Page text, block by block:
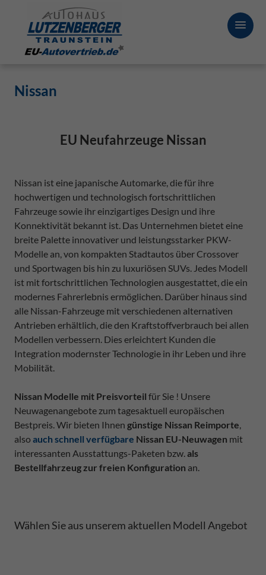
Nissan
EU Neufahrzeuge Nissan
Nissan ist eine japanische Automarke, die für ihre
hochwertigen und technologisch fortschrittlichen
Fahrzeuge sowie ihr einzigartiges Design und ihre
Konnektivität bekannt ist. Das Unternehmen bietet eine
breite Palette innovativer und leistungsstarker PKW-
Modelle an, von kompakten Stadtautos über Crossover
und Sportwagen bis hin zu luxuriösen SUVs. Jedes Modell
ist mit fortschrittlichen Technologien ausgestattet, die ein
modernes Fahrerlebnis ermöglichen. Darüber hinaus sind
alle Nissan-Fahrzeuge mit verschiedenen alternativen
Antrieben erhältlich, die den Kraftstoffverbrauch bei allen
Modellen verbessern. Dies erleichtert Kunden die
Integration modernster Technologie in ihr Leben und ihre
Mobilität.
Nissan Modelle mit Preisvorteil für Sie ! Unsere
Neuwagenangebote zum tagesaktuell europäischen
Bestpreis. Wir bieten Ihnen günstige Nissan Reimporte,
also auch schnell verfügbare Nissan EU-Neuwagen mit
interessanten Ausstattungs-Paketen bzw.als
Bestellfahrzeug zur freien Konfiguration an.
Wählen Sie aus unserem aktuellen Modell Angebot